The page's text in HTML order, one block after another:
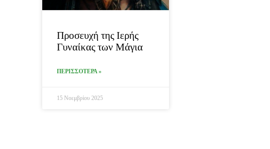
Προσευχή της Ιερής
Γυναίκας των Μάγια
ΠΕΡΙΣΣΟΤΕΡΑ »
15 Νοεμβρίου 2025